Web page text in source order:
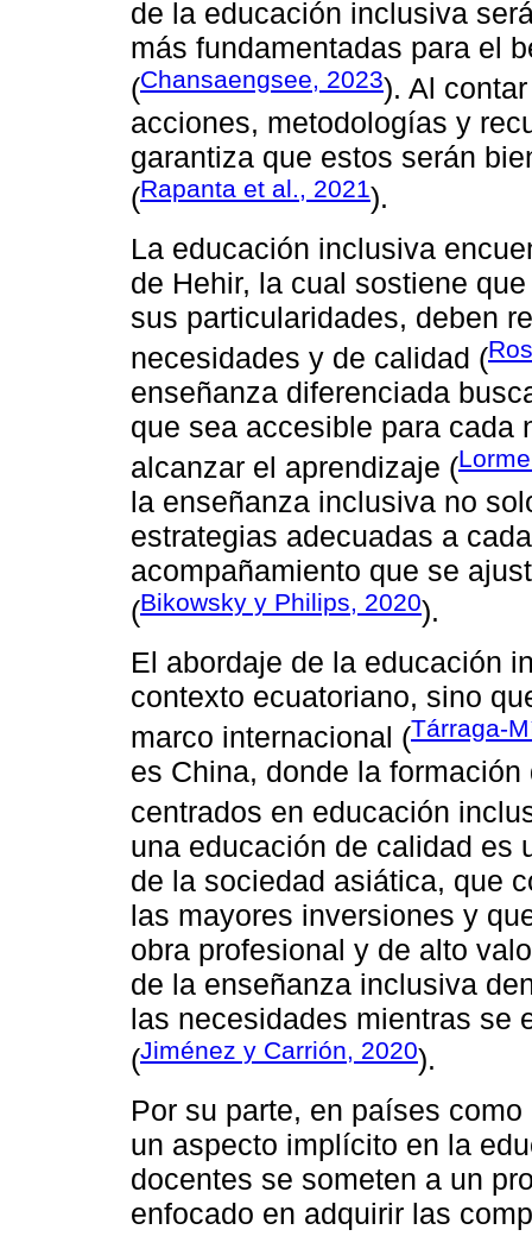
de la educación inclusiva
más fundamentadas para el
(Chansaengsee, 2023). Al
acciones, metodologías y
garantiza que estos serán
(Rapanta et al., 2021).
La educación inclusiva
de Hehir, la cual sostiene
sus particularidades, deben
necesidades y de calidad (
enseñanza diferenciada
que sea accesible para cada
alcanzar el aprendizaje (
la enseñanza inclusiva no
estrategias adecuadas a
acompañamiento que se
(Bikowsky y Philips, 2020).
El abordaje de la educación
contexto ecuatoriano, sino
marco internacional (Tárraga-
es China, donde la
centrados en educación
una educación de calidad es
de la sociedad asiática, que
las mayores inversiones y
obra profesional y de alto
de la enseñanza inclusiva
las necesidades mientras se
(Jiménez y Carrión, 2020).
Por su parte, en países
un aspecto implícito en la
docentes se someten a un
enfocado en adquirir las